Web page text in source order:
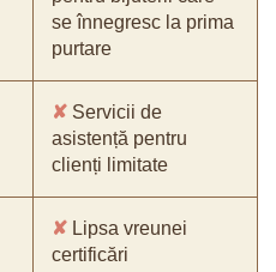
se înnegresc la prima
purtare
✘ Servicii de
asistență pentru
clienți limitate
✘ Lipsa vreunei
certificări